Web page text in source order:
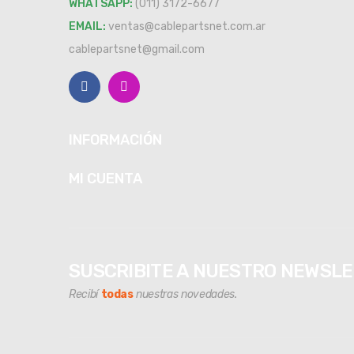
WHATSAPP: (011) 3172-6677
EMAIL: ventas@cablepartsnet.com.ar
cablepartsnet@gmail.com
Recibítodasnuestras novedades.